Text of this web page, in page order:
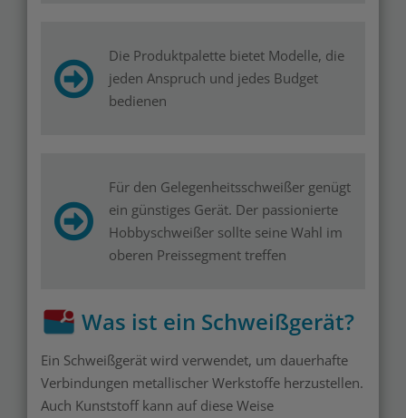
Die Produktpalette bietet Modelle, die
jeden Anspruch und jedes Budget
bedienen
Für den Gelegenheitsschweißer genügt
ein günstiges Gerät. Der passionierte
Hobbyschweißer sollte seine Wahl im
oberen Preissegment treffen
Was ist ein Schweißgerät?
Ein Schweißgerät wird verwendet, um dauerhafte
Verbindungen metallischer Werkstoffe herzustellen.
Auch Kunststoff kann auf diese Weise